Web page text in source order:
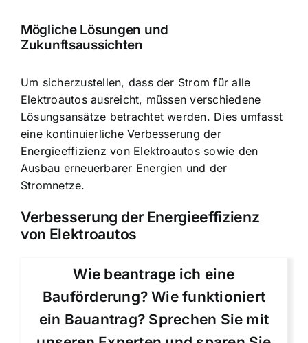
Mögliche Lösungen und
Zukunftsaussichten
Um sicherzustellen, dass der Strom für alle
Elektroautos ausreicht, müssen verschiedene
Lösungsansätze betrachtet werden. Dies umfasst
eine kontinuierliche Verbesserung der
Energieeffizienz von Elektroautos sowie den
Ausbau erneuerbarer Energien und der
Stromnetze.
Verbesserung der Energieeffizienz
von Elektroautos
Wie beantrage ich eine
Bauförderung? Wie funktioniert
ein Bauantrag? Sprechen Sie mit